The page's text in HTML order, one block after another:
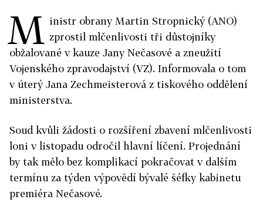
M inistr obrany Martin Stropnický (ANO)
zprostil mlčenlivosti tři důstojníky
obžalované v kauze Jany Nečasové a zneužití
Vojenského zpravodajství (VZ). Informovala o tom
v úterý Jana Zechmeisterová z tiskového oddělení
ministerstva.
Soud kvůli žádosti o rozšíření zbavení mlčenlivosti
loni v listopadu odročil hlavní líčení. Projednání
by tak mělo bez komplikací pokračovat v dalším
termínu za týden výpovědí bývalé šéfky kabinetu
premiéra Nečasové.